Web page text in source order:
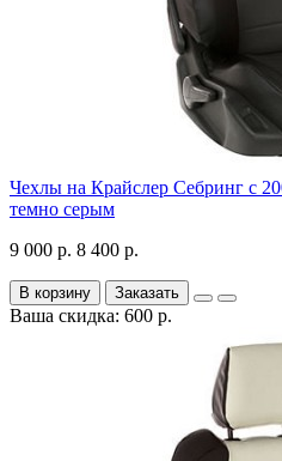
Чехлы на Крайслер Себринг с
темно серым
9 000 р. 8 400 р.
В корзину Заказать
Ваша скидка: 600 р.